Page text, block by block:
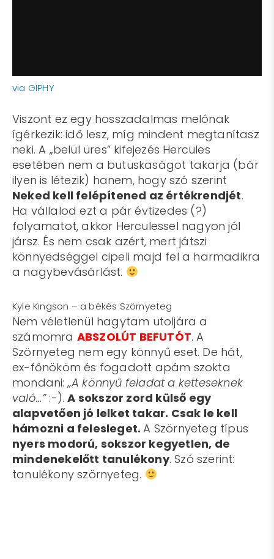
via GIPHY
Viszont ez egy hosszadalmas melónak
ígérkezik: idő lesz, míg mindent megtanítasz
neki. A „belül üres” kifejezés Hercules
esetében nem a butuskaságot takarja (bár
ilyen is létezik) hanem, hogy szó szerint
Neked kell felépítened az értékrendjét.
Ha vállalod ezt a pár évtizedes (?)
folyamatot, akkor Herculessel nagyon jól
jársz. És nem csak azért, mert játszi
könnyedséggel cipeli majd fel a harmadikra
a nagybevásárlást.
Kyle Kingson – a békés Szörnyeteg
Nem véletlenül hagytam utoljára a
számomra ABSZOLÚT BEFUTÓT. A
Szörnyeteg nem egy könnyű eset. De hát,
ex-főnököm és fogadott apám szokta
mondani:„A könnyű feladat a ketteseknek
való…” :-).A sokszor zord külső egy
alapvetően jó lelket takar. Csak le kell
hámozni a felesleget.A Szörnyeteg típus
nyers modorú, sokszor kegyetlen, de
mindenekelőtt tanulékony. Szó szerint:
tanulékony szörnyeteg.